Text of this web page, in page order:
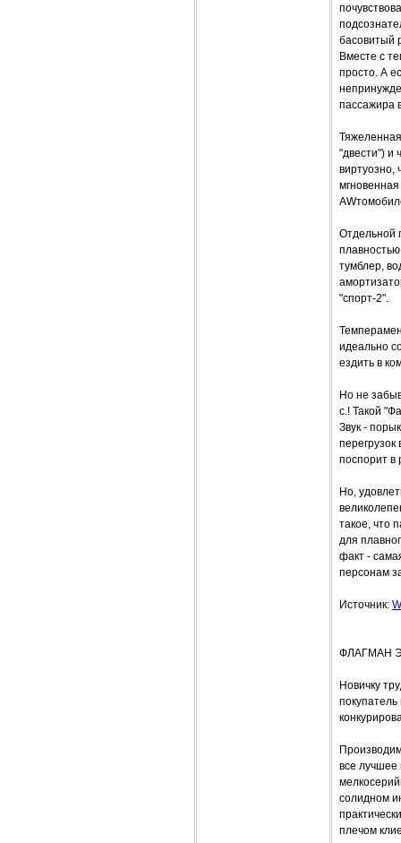
басовитый
Вместе с
просто. А
пассажира
"двести") и
виртуозно,
Отдельной
тумблер,
"спорт-2".
идеально
ездить в
Но не
с.! Такой
Звук -
поспорит в
Но,
такое, что
для
факт -
персонам
Источник:
ФЛАГМАН
Новичку
все лучшее
солидном
плечом